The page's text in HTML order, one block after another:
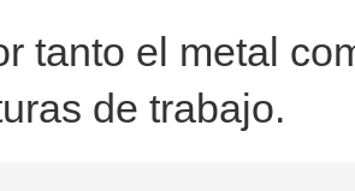
tanto el metal
de trabajo.